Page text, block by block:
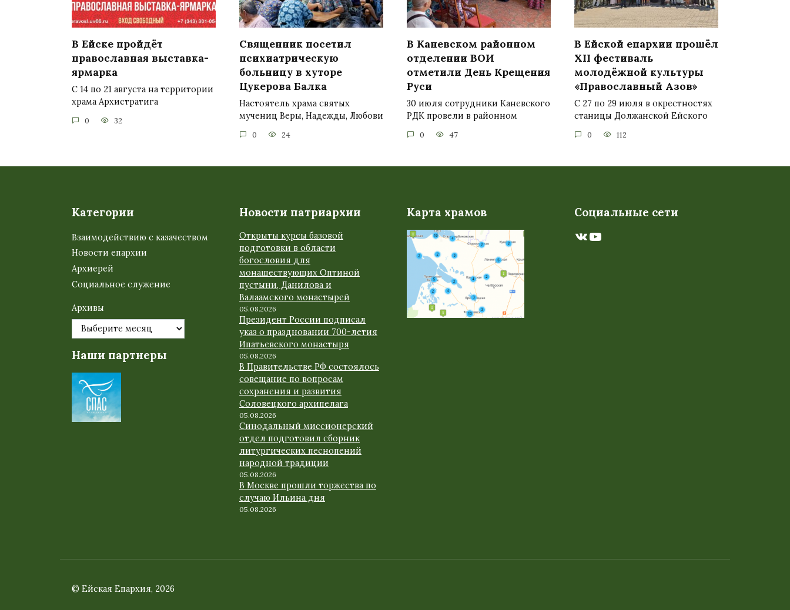
В Ейске пройдёт
православная выставка-
ярмарка
С 14 по 21 августа на территории
храма Архистратига
0 32
Священник посетил
психиатрическую
больницу в хуторе
Цукерова Балка
Настоятель храма святых
мучениц Веры, Надежды, Любови
0 24
В Каневском районном
отделении ВОИ
отметили День Крещения
Руси
30 июля сотрудники Каневского
РДК провели в районном
0 47
В Ейской епархии прошёл
XII фестиваль
молодёжной культуры
«Православный Азов»
С 27 по 29 июля в окрестностях
станицы Должанской Ейского
0 112
Категории
Взаимодействию с казачеством
Новости епархии
Архиерей
Социальное служение
Архивы
Наши партнеры
Новости патриархии
Открыты курсы базовой
подготовки в области
богословия для
монашествующих Оптиной
пустыни, Данилова и
Валаамского монастырей
05.08.2026
Президент России подписал
указ о праздновании 700-летия
Ипатьевского монастыря
05.08.2026
В Правительстве РФ состоялось
совещание по вопросам
сохранения и развития
Соловецкого архипелага
05.08.2026
Синодальный миссионерский
отдел подготовил сборник
литургических песнопений
народной традиции
05.08.2026
В Москве прошли торжества по
случаю Ильина дня
05.08.2026
Карта храмов Социальные сети
ВКонтакте
YouTube
© Ейская Епархия, 2026